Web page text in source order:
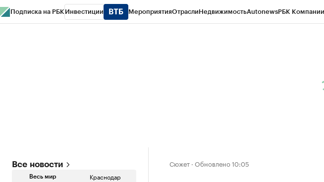
Подписка на РБК Инвестиции МероприятияОтраслиНедвижимостьAutonewsРБК Компании
Все новости
Весь мир Краснодар
Сюжет · Обновлено 10:05